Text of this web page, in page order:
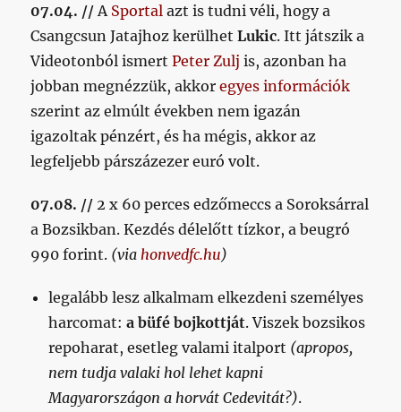
07.04. // A Sportal azt is tudni véli, hogy a
Csangcsun Jatajhoz kerülhetLukic. Itt játszik a
Videotonból ismertPeter Zulj is, azonban ha
jobban megnézzük, akkoregyes információk
szerint az elmúlt években nem igazán
igazoltak pénzért, és ha mégis, akkor az
legfeljebb párszázezer euró volt.
07.08. // 2 x 60 perces edzőmeccs a Soroksárral
a Bozsikban. Kezdés délelőtt tízkor, a beugró
990 forint. (via honvedfc.hu)
legalább lesz alkalmam elkezdeni személyes
harcomat:a büfé bojkottját. Viszek bozsikos
repoharat, esetleg valami italport (apropos,
nem tudja valaki hol lehet kapni
Magyarországon a horvát Cedevitát?).